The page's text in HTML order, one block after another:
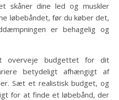
skåner dine led og muskler
løbebåndet, før du køber det,
er behagelig og
overveje budgettet for dit
betydeligt afhængigt af
Sæt et realistisk budget, og
for at finde et løbebånd, der